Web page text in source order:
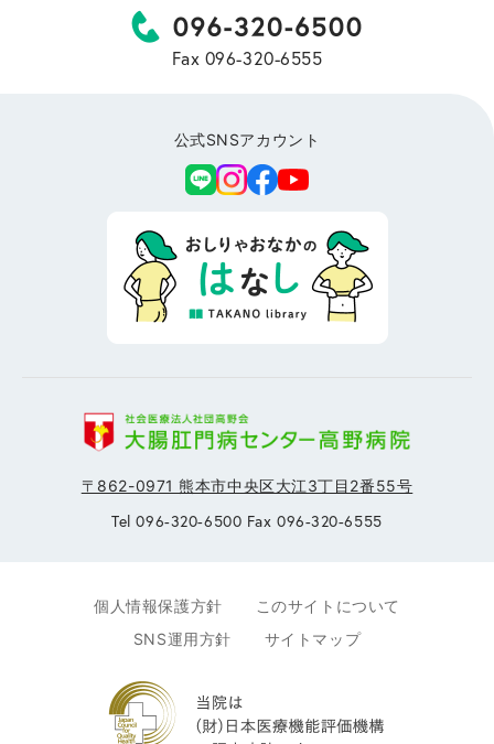
Fax 096-320-6555
公式SNSアカウント
〒862-0971 熊本市中央区大江3丁目2番55号
Tel 096-320-6500 Fax 096-320-6555
個人情報保護方針
このサイトについて
SNS運用方針
サイトマップ